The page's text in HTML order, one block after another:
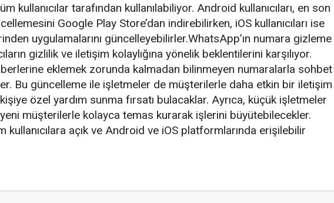
kullanıcılar tarafından kullanılabiliyor. Android kullanıcıları, en son
Google Play Store’dan indirebilirken, iOS kullanıcıları ise
uygulamalarını güncelleyebilirler.WhatsApp’ın numara gizleme
gizlilik ve iletişim kolaylığına yönelik beklentilerini karşılıyor.
eklemek zorunda kalmadan bilinmeyen numaralarla sohbet
Bu güncelleme ile işletmeler de müşterilerle daha etkin bir iletişim
özel yardım sunma fırsatı bulacaklar. Ayrıca, küçük işletmeler
müşterilerle kolayca temas kurarak işlerini büyütebilecekler.
kullanıcılara açık ve Android ve iOS platformlarında erişilebilir